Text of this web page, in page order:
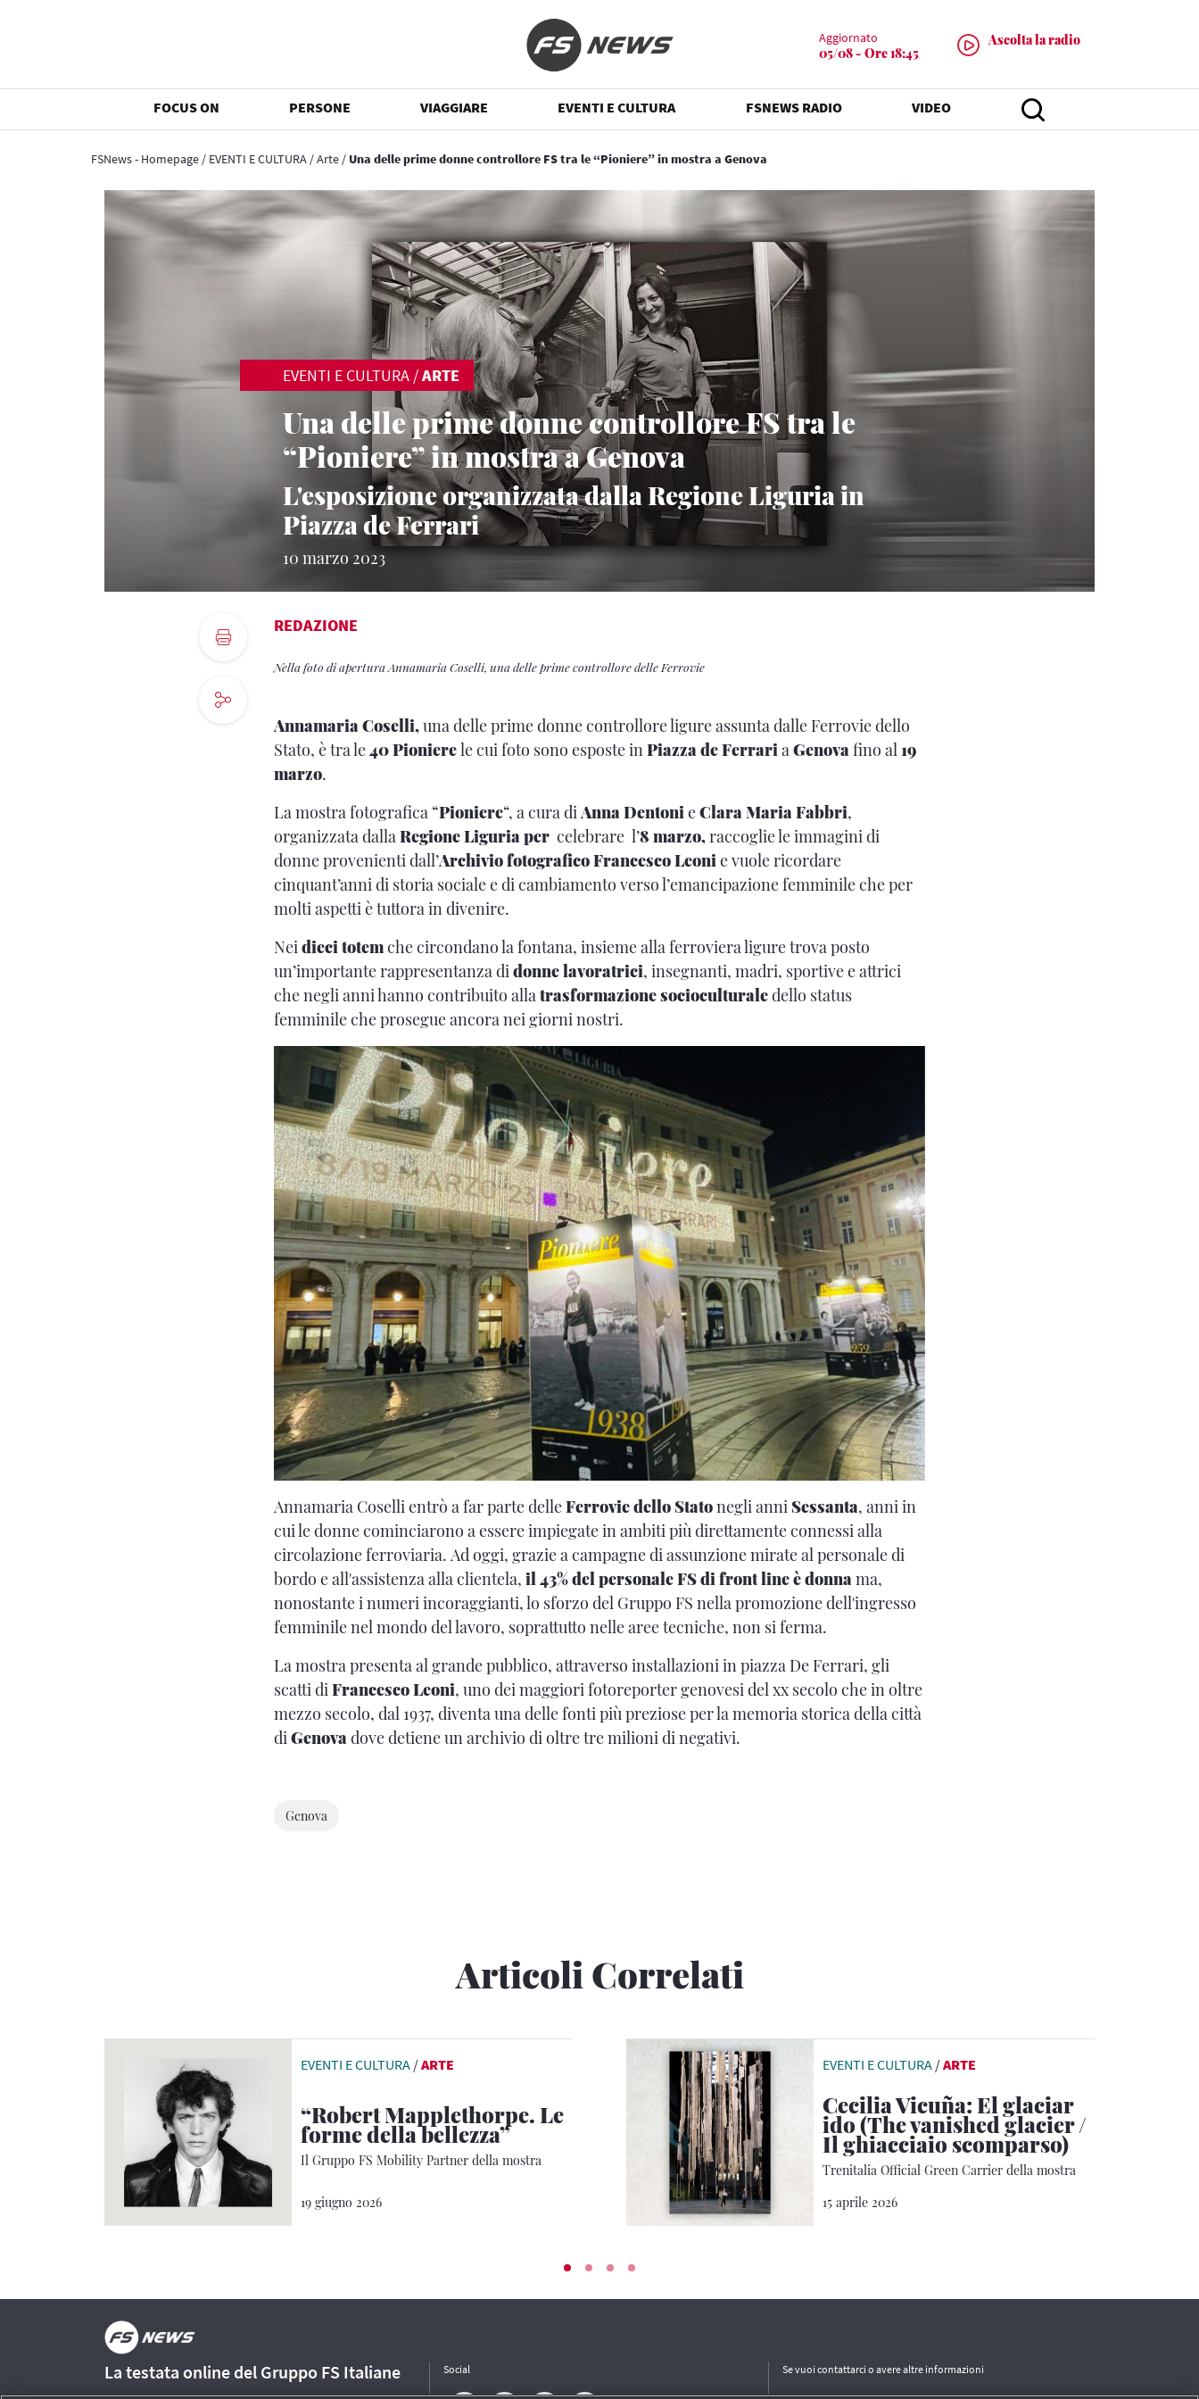
Aggiornato
05/08 - Ore 18:45
Ascolta la radio
FOCUS ON PERSONE VIAGGIARE EVENTI E CULTURA FSNEWS RADIO VIDEO
FSNews - Homepage / EVENTI E CULTURA /Arte / Una delle prime donne controllore FS tra le “Pioniere” in mostra a Genova
EVENTI E CULTURA /ARTE
Una delle prime donne controllore FS tra le
“Pioniere” in mostra a Genova
L'esposizione organizzata dalla Regione Liguria in
Piazza de Ferrari
10 marzo 2023
REDAZIONE
Nella foto di apertura Annamaria Coselli, una delle prime controllore delle Ferrovie
Annamaria Coselli,una delle prime donne controllore ligure assunta dalle Ferrovie dello
Stato, è tra le40 Pionierele cui foto sono esposte inPiazza de FerrariaGenovafino al19
marzo.
La mostra fotografica “Pioniere“, a cura diAnna DentonieClara Maria Fabbri,
organizzata dallaRegione Liguria per celebrare l’8 marzo,raccoglie le immagini di
donne provenienti dall’Archivio fotografico Francesco Leonie vuole ricordare
cinquant’anni di storia sociale e di cambiamento verso l’emancipazione femminile che per
molti aspetti è tuttora in divenire.
Neidieci totemche circondano la fontana, insieme alla ferroviera ligure trova posto
un’importante rappresentanza didonne lavoratrici, insegnanti, madri, sportive e attrici
che negli anni hanno contribuito allatrasformazione socioculturaledello status
femminile che prosegue ancora nei giorni nostri.
Annamaria Coselli entrò a far parte delleFerrovie dello Statonegli anni Sessanta, anni in
cui le donne cominciarono a essere impiegate in ambiti più direttamente connessi alla
circolazione ferroviaria. Ad oggi, grazie a campagne di assunzione mirate al personale di
bordo e all'assistenza alla clientela, il 43% del personale FS di front line è donna ma,
nonostante i numeri incoraggianti, lo sforzo del Gruppo FS nella promozione dell'ingresso
femminile nel mondo del lavoro, soprattutto nelle aree tecniche, non si ferma.
La mostra presenta al grande pubblico, attraverso installazioni in piazza De Ferrari, gli
scatti di Francesco Leoni, uno dei maggiori fotoreporter genovesi del xx secolo che in oltre
mezzo secolo, dal 1937, diventa una delle fonti più preziose per la memoria storica della città
di Genova dove detiene un archivio di oltre tre milioni di negativi.
Genova
Articoli Correlati
EVENTI E CULTURA /ARTE
“Robert Mapplethorpe. Le
forme della bellezza”
Il Gruppo FS Mobility Partner della mostra
19 giugno 2026
EVENTI E CULTURA /ARTE
Cecilia Vicuña: El glaciar
ido (The vanished glacier /
Il ghiacciaio scomparso)
Trenitalia Official Green Carrier della mostra
15 aprile 2026
La testata online del Gruppo FS Italiane Social Se vuoi contattarci o avere altre informazioni